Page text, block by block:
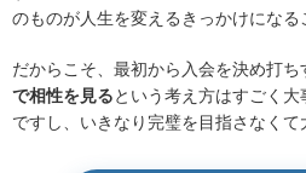
のものが人生を変えるきっかけになる
だからこそ、最初から入会を決め打ち
で相性を見るという考え方はすごく
ですし、いきなり完璧を目指さなくて